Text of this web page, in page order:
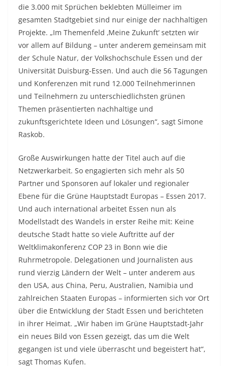
die 3.000 mit Sprüchen beklebten Mülleimer im
gesamten Stadtgebiet sind nur einige der nachhaltigen
Projekte. „Im Themenfeld ‚Meine Zukunft‘ setzten wir
vor allem auf Bildung – unter anderem gemeinsam mit
der Schule Natur, der Volkshochschule Essen und der
Universität Duisburg-Essen. Und auch die 56 Tagungen
und Konferenzen mit rund 12.000 Teilnehmerinnen
und Teilnehmern zu unterschiedlichsten grünen
Themen präsentierten nachhaltige und
zukunftsgerichtete Ideen und Lösungen“, sagt Simone
Raskob.
Große Auswirkungen hatte der Titel auch auf die
Netzwerkarbeit. So engagierten sich mehr als 50
Partner und Sponsoren auf lokaler und regionaler
Ebene für die Grüne Hauptstadt Europas – Essen 2017.
Und auch international arbeitet Essen nun als
Modellstadt des Wandels in erster Reihe mit: Keine
deutsche Stadt hatte so viele Auftritte auf der
Weltklimakonferenz COP 23 in Bonn wie die
Ruhrmetropole. Delegationen und Journalisten aus
rund vierzig Ländern der Welt – unter anderem aus
den USA, aus China, Peru, Australien, Namibia und
zahlreichen Staaten Europas – informierten sich vor Ort
über die Entwicklung der Stadt Essen und berichteten
in ihrer Heimat. „Wir haben im Grüne Hauptstadt-Jahr
ein neues Bild von Essen gezeigt, das um die Welt
gegangen ist und viele überrascht und begeistert hat“,
sagt Thomas Kufen.